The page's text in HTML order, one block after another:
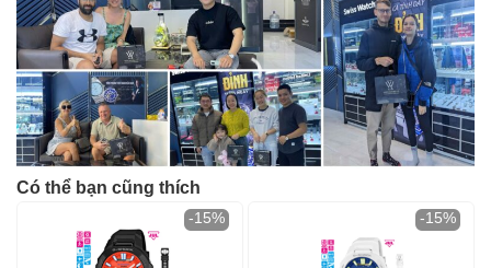
Có thể bạn cũng thích
-15% -15%